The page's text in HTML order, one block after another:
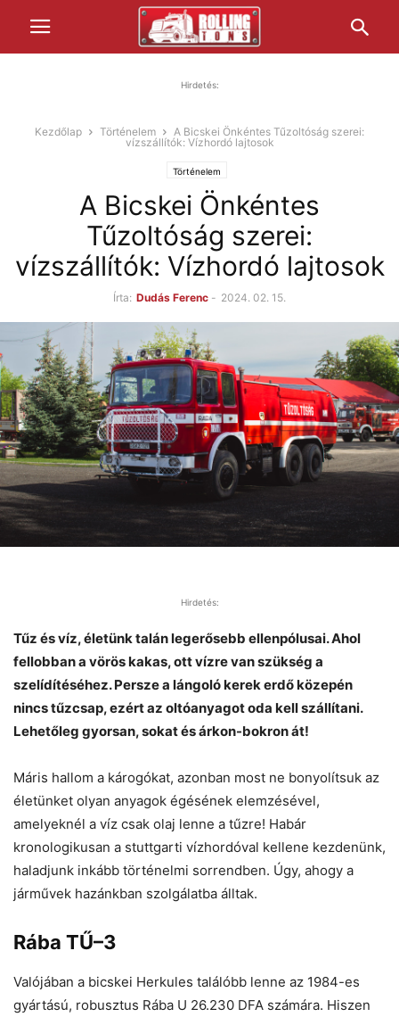
Hirdetés:
Kezdőlap Történelem
A Bicskei Önkéntes Tűzoltóság szerei:
vízszállítók: Vízhordó lajtosok
Történelem
A Bicskei Önkéntes
Tűzoltóság szerei:
vízszállítók: Vízhordó lajtosok
Írta: Dudás Ferenc - 2024. 02. 15.
Hirdetés:
Tűz és víz, életünk talán legerősebb ellenpólusai. Ahol
fellobban a vörös kakas, ott vízre van szükség a
szelídítéséhez. Persze a lángoló kerek erdő közepén
nincs tűzcsap, ezért az oltóanyagot oda kell szállítani.
Lehetőleg gyorsan, sokat és árkon-bokron át!
Máris hallom a károgókat, azonban most ne bonyolítsuk az
életünket olyan anyagok égésének elemzésével,
amelyeknél a víz csak olaj lenne a tűzre! Habár
kronologikusan a stuttgarti vízhordóval kellene kezdenünk,
haladjunk inkább történelmi sorrendben. Úgy, ahogy a
járművek hazánkban szolgálatba álltak.
Rába TŰ–3
Valójában a bicskei Herkules találóbb lenne az 1984-es
gyártású, robusztus Rába U 26.230 DFA számára. Hiszen